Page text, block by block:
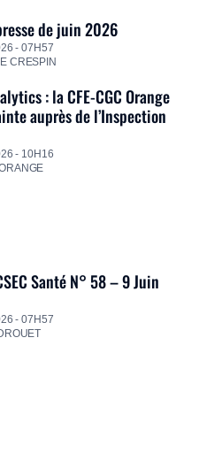
de juin 2026
- 07H57
CRESPIN
: la CFE-CGC Orange
auprès de l’Inspection
- 10H16
Santé N° 58 – 9 Juin
- 07H57